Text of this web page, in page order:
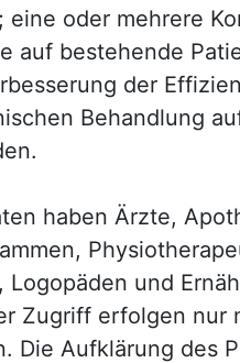
eine oder mehrere
auf bestehende
der
Behandlung
haben Ärzte,
und
Zugriff erfolgen nur
Die Aufklärung des